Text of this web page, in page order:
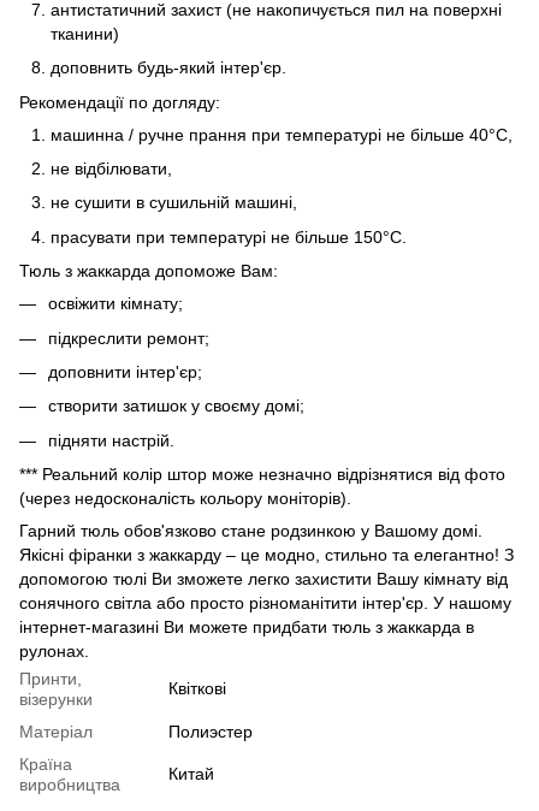
антистатичний захист (не накопичується пил на поверхні
тканини)
доповнить будь-який інтер'єр.
Рекомендації по догляду:
машинна / ручне прання при температурі не більше 40°C,
не відбілювати,
не сушити в сушильній машині,
прасувати при температурі не більше 150°C.
Тюль з жаккарда допоможе Вам:
освіжити кімнату;
підкреслити ремонт;
доповнити інтер'єр;
створити затишок у своєму домі;
підняти настрій.
*** Реальний колір штор може незначно відрізнятися від фото
(через недосконалість кольору моніторів).
Гарний тюль обов'язково стане родзинкою у Вашому домі.
Якісні фіранки з жаккарду – це модно, стильно та елегантно! З
допомогою тюлі Ви зможете легко захистити Вашу кімнату від
сонячного світла або просто різноманітити інтер'єр. У нашому
інтернет-магазині Ви можете придбати тюль з жаккарда в
рулонах.
Принти,
візерунки
Квіткові
Матеріал
Полиэстер
Країна
виробництва
Китай